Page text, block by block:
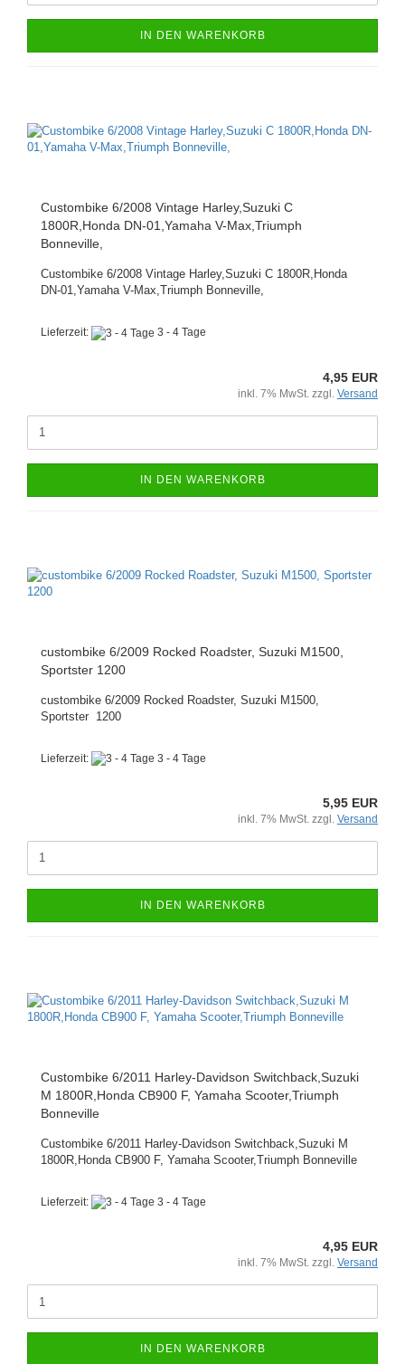
IN DEN WARENKORB
Custombike 6/2008 Vintage Harley,Suzuki C
1800R,Honda DN-01,Yamaha V-Max,Triumph
Bonneville,
Custombike 6/2008 Vintage Harley,Suzuki C 1800R,Honda
DN-01,Yamaha V-Max,Triumph Bonneville,
Lieferzeit: 3 - 4 Tage
4,95 EUR
inkl. 7% MwSt. zzgl. Versand
IN DEN WARENKORB
custombike 6/2009 Rocked Roadster, Suzuki M1500,
Sportster 1200
custombike 6/2009 Rocked Roadster, Suzuki M1500,
Sportster 1200
Lieferzeit: 3 - 4 Tage
5,95 EUR
inkl. 7% MwSt. zzgl. Versand
IN DEN WARENKORB
Custombike 6/2011 Harley-Davidson Switchback,Suzuki
M 1800R,Honda CB900 F, Yamaha Scooter,Triumph
Bonneville
Custombike 6/2011 Harley-Davidson Switchback,Suzuki M
1800R,Honda CB900 F, Yamaha Scooter,Triumph Bonneville
Lieferzeit: 3 - 4 Tage
4,95 EUR
inkl. 7% MwSt. zzgl. Versand
IN DEN WARENKORB